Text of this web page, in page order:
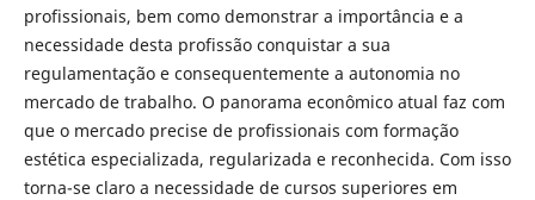
profissionais, bem como demonstrar a importância e a
necessidade desta profissão conquistar a sua
regulamentação e consequentemente a autonomia no
mercado de trabalho. O panorama econômico atual faz com
que o mercado precise de profissionais com formação
estética especializada, regularizada e reconhecida. Com isso
torna-se claro a necessidade de cursos superiores em